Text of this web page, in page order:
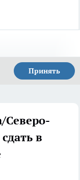
Принять
Северо-
в